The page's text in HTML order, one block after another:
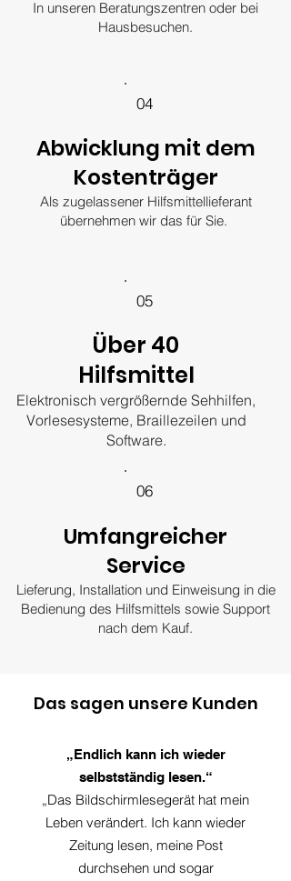
In unseren Beratungszentren oder bei
Hausbesuchen.
04
Abwicklung mit dem
Kostenträger
Als zugelassener Hilfsmittellieferant
übernehmen wir das für Sie.
05
Über 40
Hilfsmittel
Elektronisch vergrößernde Sehhilfen,
Vorlesesysteme, Braillezeilen und
Software.
06
Umfangreicher
Service
Lieferung, Installation und Einweisung in die
Bedienung des Hilfsmittels sowie Support
nach dem Kauf.
Das sagen unsere Kunden
„Endlich kann ich wieder
selbstständig lesen.“
„Das Bildschirmlesegerät hat mein
Leben verändert. Ich kann wieder
Zeitung lesen, meine Post
durchsehen und sogar